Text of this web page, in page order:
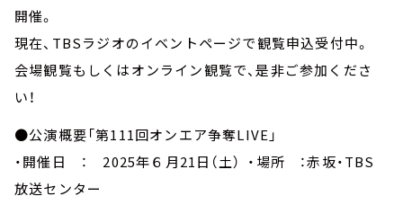
開催。
現在、TBSラジオのイベントページで観覧申込受付中。
会場観覧もしくはオンライン観覧で、是非ご参加くださ
い！
●公演概要「第111回オンエア争奪LIVE」
・開催日 ： 2025年６月21日（土） ・場所 ：赤坂・TBS
放送センター